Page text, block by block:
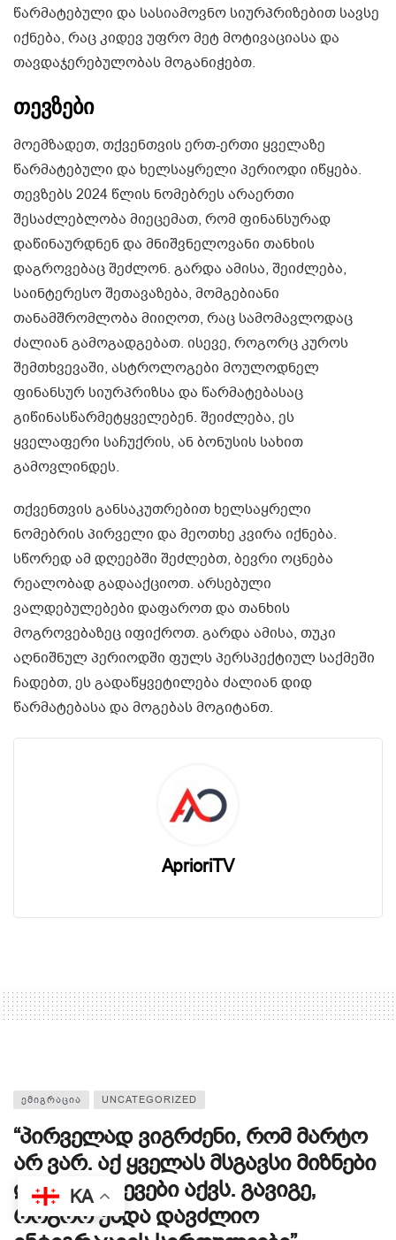
წარმატებული და სასიამოვნო სიურპრიზებით სავსე
იქნება, რაც კიდევ უფრო მეტ მოტივაციასა და
თავდაჯერებულობას მოგანიჭებთ.
თევზები
მოემზადეთ, თქვენთვის ერთ-ერთი ყველაზე
წარმატებული და ხელსაყრელი პერიოდი იწყება.
თევზებს 2024 წლის ნომებრეს არაერთი
შესაძლებლობა მიეცემათ, რომ ფინანსურად
დაწინაურდნენ და მნიშვნელოვანი თანხის
დაგროვებაც შეძლონ. გარდა ამისა, შეიძლება,
საინტერესო შეთავაზება, მომგებიანი
თანამშრომლობა მიიღოთ, რაც სამომავლოდაც
ძალიან გამოგადგებათ. ისევე, როგორც კუროს
შემთხვევაში, ასტროლოგები მოულოდნელ
ფინანსურ სიურპრიზსა და წარმატებასაც
გიწინასწარმეტყველებენ. შეიძლება, ეს
ყველაფერი საჩუქრის, ან ბონუსის სახით
გამოვლინდეს.
თქვენთვის განსაკუთრებით ხელსაყრელი
ნომებრის პირველი და მეოთხე კვირა იქნება.
სწორედ ამ დღეებში შეძლებთ, ბევრი ოცნება
რეალობად გადააქციოთ. არსებული
ვალდებულებები დაფაროთ და თანხის
მოგროვებაზეც იფიქროთ. გარდა ამისა, თუკი
აღნიშნულ პერიოდში ფულს პერსპექტიულ საქმეში
ჩადებთ, ეს გადაწყვეტილება ძალიან დიდ
წარმატებასა და მოგებას მოგიტანთ.
AprioriTV
ᲔᲛᲘᲒᲠᲐᲪᲘᲐ UNCATEGORIZED
“პირველად ვიგრძენი, რომ მარტო
არ ვარ. აქ ყველას მსგავსი მიზნები
და გამოწვევები აქვს. გავიგე,
როგორ უნდა დავძლიო
KA